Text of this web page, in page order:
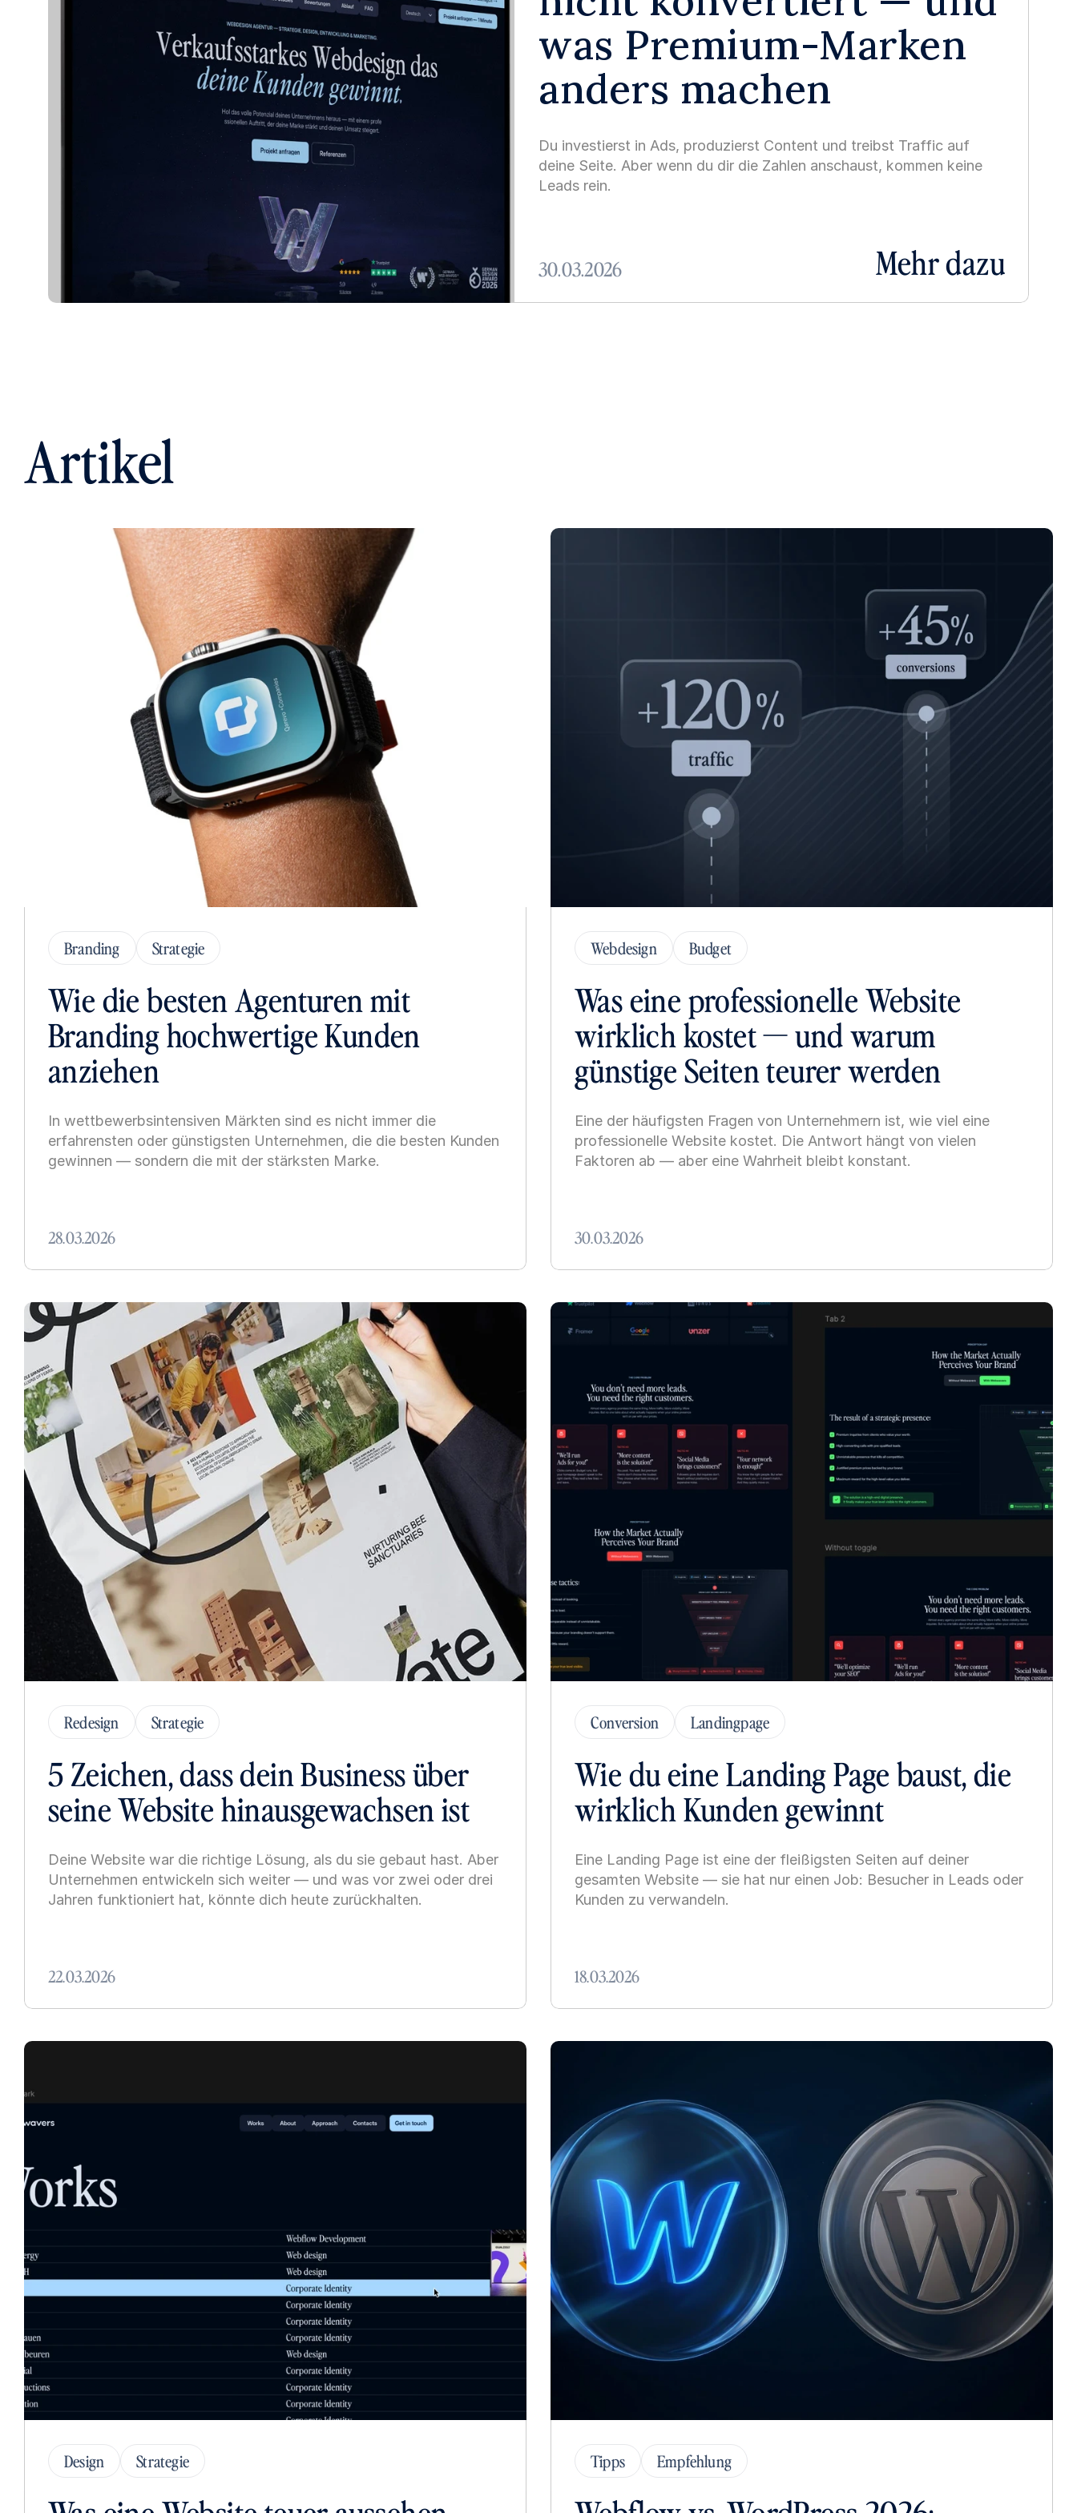
was Premium-Marken
anders machen
Du investierst in Ads, produzierst Content und treibst Traffic auf
deine Seite. Aber wenn du dir die Zahlen anschaust, kommen keine
Leads rein.
30.03.2026 Mehr dazu
Artikel
Branding Strategie
Wie die besten Agenturen mit
Branding hochwertige Kunden
anziehen
In wettbewerbsintensiven Märkten sind es nicht immer die
erfahrensten oder günstigsten Unternehmen, die die besten Kunden
gewinnen — sondern die mit der stärksten Marke.
28.03.2026
Webdesign Budget
Was eine professionelle Website
wirklich kostet — und warum
günstige Seiten teurer werden
Eine der häufigsten Fragen von Unternehmern ist, wie viel eine
professionelle Website kostet. Die Antwort hängt von vielen
Faktoren ab — aber eine Wahrheit bleibt konstant.
30.03.2026
Redesign Strategie
5 Zeichen, dass dein Business über
seine Website hinausgewachsen ist
Deine Website war die richtige Lösung, als du sie gebaut hast. Aber
Unternehmen entwickeln sich weiter — und was vor zwei oder drei
Jahren funktioniert hat, könnte dich heute zurückhalten.
22.03.2026
Conversion Landingpage
Wie du eine Landing Page baust, die
wirklich Kunden gewinnt
Eine Landing Page ist eine der fleißigsten Seiten auf deiner
gesamten Website — sie hat nur einen Job: Besucher in Leads oder
Kunden zu verwandeln.
18.03.2026
Design Strategie Tipps Empfehlung